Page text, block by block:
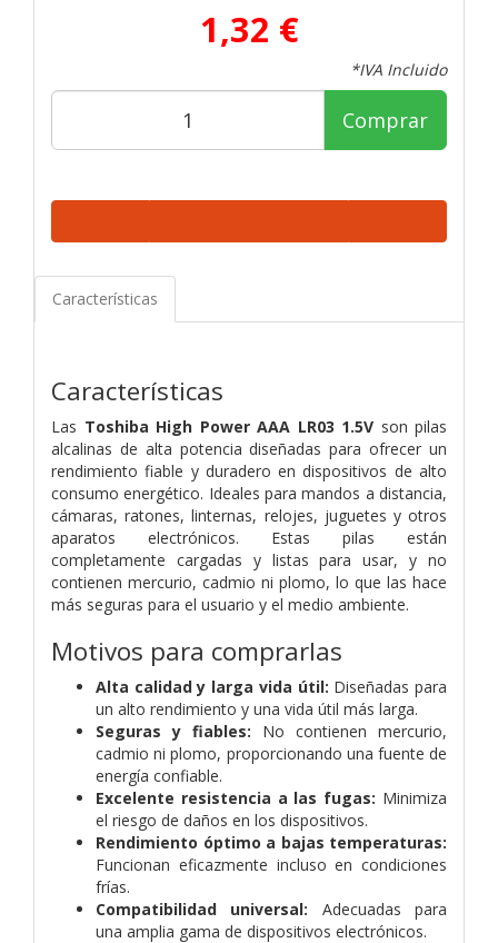
1,32 €
*IVA Incluido
Comprar
Características
Características
Las Toshiba High Power AAA LR03 1.5V son pilas
alcalinas de alta potencia diseñadas para ofrecer un
rendimiento fiable y duradero en dispositivos de alto
consumo energético. Ideales para mandos a distancia,
cámaras, ratones, linternas, relojes, juguetes y otros
aparatos electrónicos. Estas pilas están
completamente cargadas y listas para usar, y no
contienen mercurio, cadmio ni plomo, lo que las hace
más seguras para el usuario y el medio ambiente.
Motivos para comprarlas
Alta calidad y larga vida útil: Diseñadas para
un alto rendimiento y una vida útil más larga.
Seguras y fiables: No contienen mercurio,
cadmio ni plomo, proporcionando una fuente de
energía confiable.
Excelente resistencia a las fugas: Minimiza
el riesgo de daños en los dispositivos.
Rendimiento óptimo a bajas temperaturas:
Funcionan eficazmente incluso en condiciones
frías.
Compatibilidad universal: Adecuadas para
una amplia gama de dispositivos electrónicos.